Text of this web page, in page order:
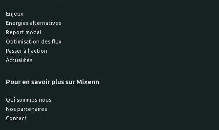
Enjeux
Energies alternatives
Report modal
Optimisation des flux
Passer à l’action
Actualités
Pour en savoir plus sur Mixenn
Qui sommes-nous
Nos partenaires
Contact